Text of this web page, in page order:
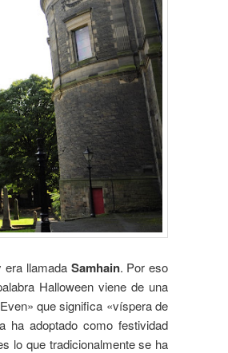
era llamada Samhain. Por eso
Halloween viene de una
que significa «víspera de
ha adoptado como festividad
lo que tradicionalmente se ha